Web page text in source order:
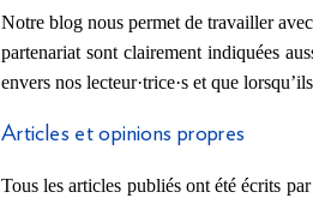
Notre blog nous permet de travailler
partenariat sont clairement indiquées
envers nos lecteur·trice·s et que
Articles et opinions propres
Tous les articles publiés ont été écrits